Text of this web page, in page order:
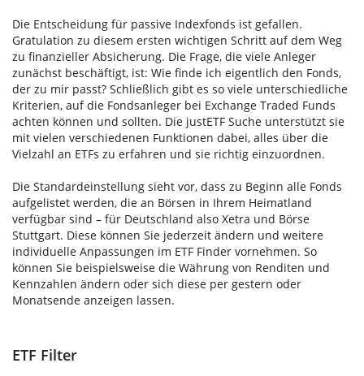
Die Entscheidung für passive Indexfonds ist gefallen.
Gratulation zu diesem ersten wichtigen Schritt auf dem Weg
zu finanzieller Absicherung. Die Frage, die viele Anleger
zunächst beschäftigt, ist: Wie finde ich eigentlich den Fonds,
der zu mir passt? Schließlich gibt es so viele unterschiedliche
Kriterien, auf die Fondsanleger bei Exchange Traded Funds
achten können und sollten. Die justETF Suche unterstützt sie
mit vielen verschiedenen Funktionen dabei, alles über die
Vielzahl an ETFs zu erfahren und sie richtig einzuordnen.
Die Standardeinstellung sieht vor, dass zu Beginn alle Fonds
aufgelistet werden, die an Börsen in Ihrem Heimatland
verfügbar sind – für Deutschland also Xetra und Börse
Stuttgart. Diese können Sie jederzeit ändern und weitere
individuelle Anpassungen im ETF Finder vornehmen. So
können Sie beispielsweise die Währung von Renditen und
Kennzahlen ändern oder sich diese per gestern oder
Monatsende anzeigen lassen.
ETF Filter